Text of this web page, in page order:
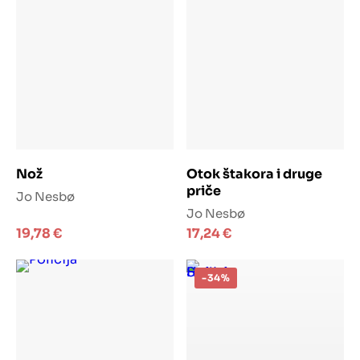
Nož
Jo Nesbø
19,78€
Otok štakora i druge
priče
Jo Nesbø
17,24€
-34%